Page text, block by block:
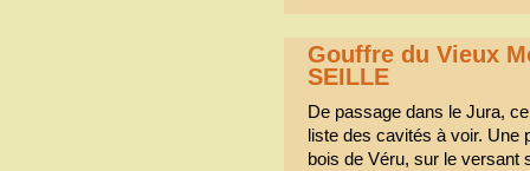
Gouffre du Vieux
SEILLE
De passage dans le Jura,
liste des cavités à voir. Une
bois de Véru, sur le versant